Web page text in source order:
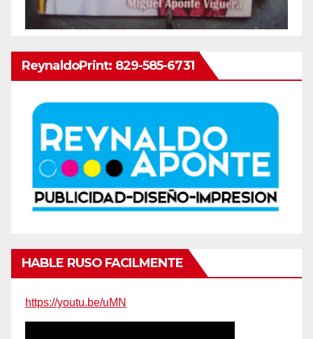
ReynaldoPrint: 829-585-6731
HABLE RUSO FACILMENTE
https://youtu.be/uMN